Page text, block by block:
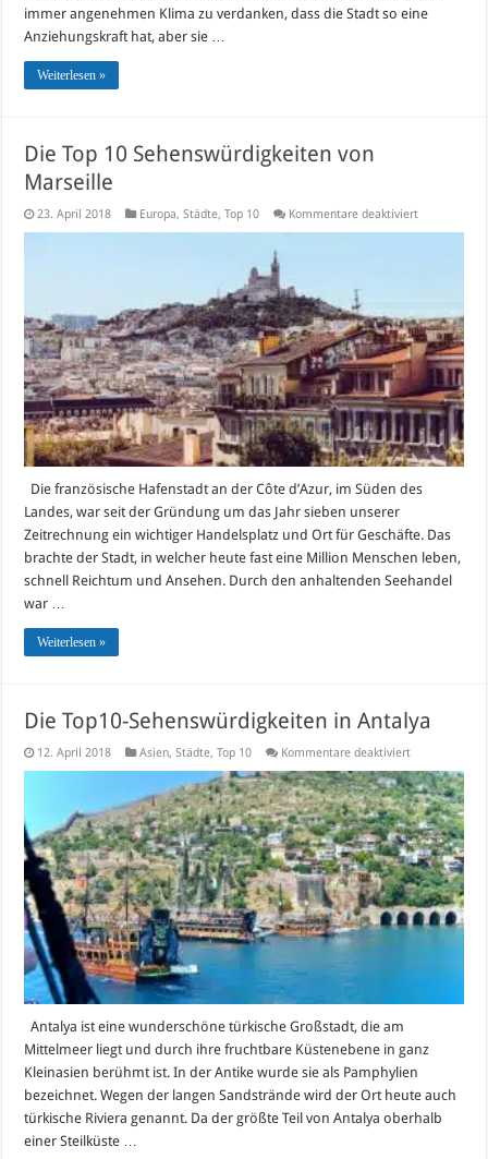
immer angenehmen Klima zu verdanken, dass die Stadt so eine
Anziehungskraft hat, aber sie …
Weiterlesen »
Die Top 10 Sehenswürdigkeiten von
Marseille
23. April 2018 Europa,Städte,Top 10 Kommentare deaktiviertfür
Die französische Hafenstadt an der Côte d’Azur, im Süden des
Landes, war seit der Gründung um das Jahr sieben unserer
Zeitrechnung ein wichtiger Handelsplatz und Ort für Geschäfte. Das
brachte der Stadt, in welcher heute fast eine Million Menschen leben,
schnell Reichtum und Ansehen. Durch den anhaltenden Seehandel
war …
Weiterlesen »
Die Top10-Sehenswürdigkeiten in Antalya
12. April 2018 Asien,Städte,Top 10 Kommentare deaktiviertfür
Top10-
in
Antalya
Antalya ist eine wunderschöne türkische Großstadt, die am
Mittelmeer liegt und durch ihre fruchtbare Küstenebene in ganz
Kleinasien berühmt ist. In der Antike wurde sie als Pamphylien
bezeichnet. Wegen der langen Sandstrände wird der Ort heute auch
türkische Riviera genannt. Da der größte Teil von Antalya oberhalb
einer Steilküste …